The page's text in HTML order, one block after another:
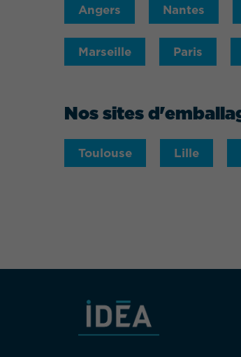
Angers Nantes
Marseille Paris
Nos sites
Toulouse Lille